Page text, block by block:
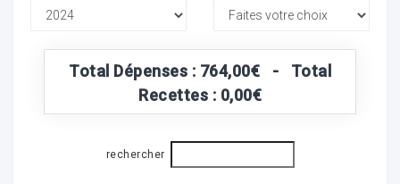
Total Dépenses : 764,00€ - Total
Recettes : 0,00€
rechercher